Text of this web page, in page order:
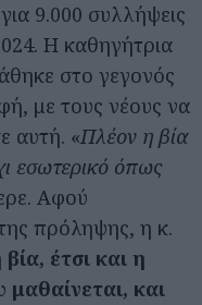
9.000 συλλήψεις
Η καθηγήτρια
στο γεγονός
με τους νέους να
αυτή. «Πλέον η βία
εσωτερικό όπως
Αφού
πρόληψης, η κ.
βία, έτσι και η
μαθαίνεται, και